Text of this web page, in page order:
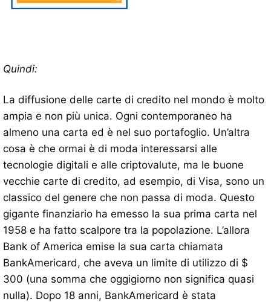
Quindi:
La diffusione delle carte di credito nel mondo è molto
ampia e non più unica. Ogni contemporaneo ha
almeno una carta ed è nel suo portafoglio. Un’altra
cosa è che ormai è di moda interessarsi alle
tecnologie digitali e alle criptovalute, ma le buone
vecchie carte di credito, ad esempio, di Visa, sono un
classico del genere che non passa di moda. Questo
gigante finanziario ha emesso la sua prima carta nel
1958 e ha fatto scalpore tra la popolazione. L’allora
Bank of America emise la sua carta chiamata
BankAmericard, che aveva un limite di utilizzo di $
300 (una somma che oggigiorno non significa quasi
nulla). Dopo 18 anni, BankAmericard è stata